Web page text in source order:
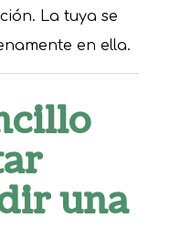
La tuya se
en ella.
una